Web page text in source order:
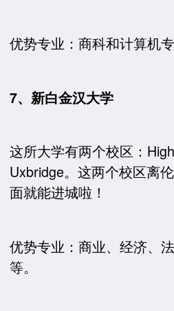
优势专业：商科和计算机专
7、新白金汉大学
这所大学有两个校区：
Uxbridge。这两个校区离
面就能进城啦！
优势专业：商业、经济、
等。